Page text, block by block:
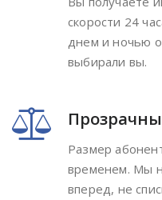
скорости 24
днем и ночью
выбирали вы.
Размер
временем. Мы
вперед, не